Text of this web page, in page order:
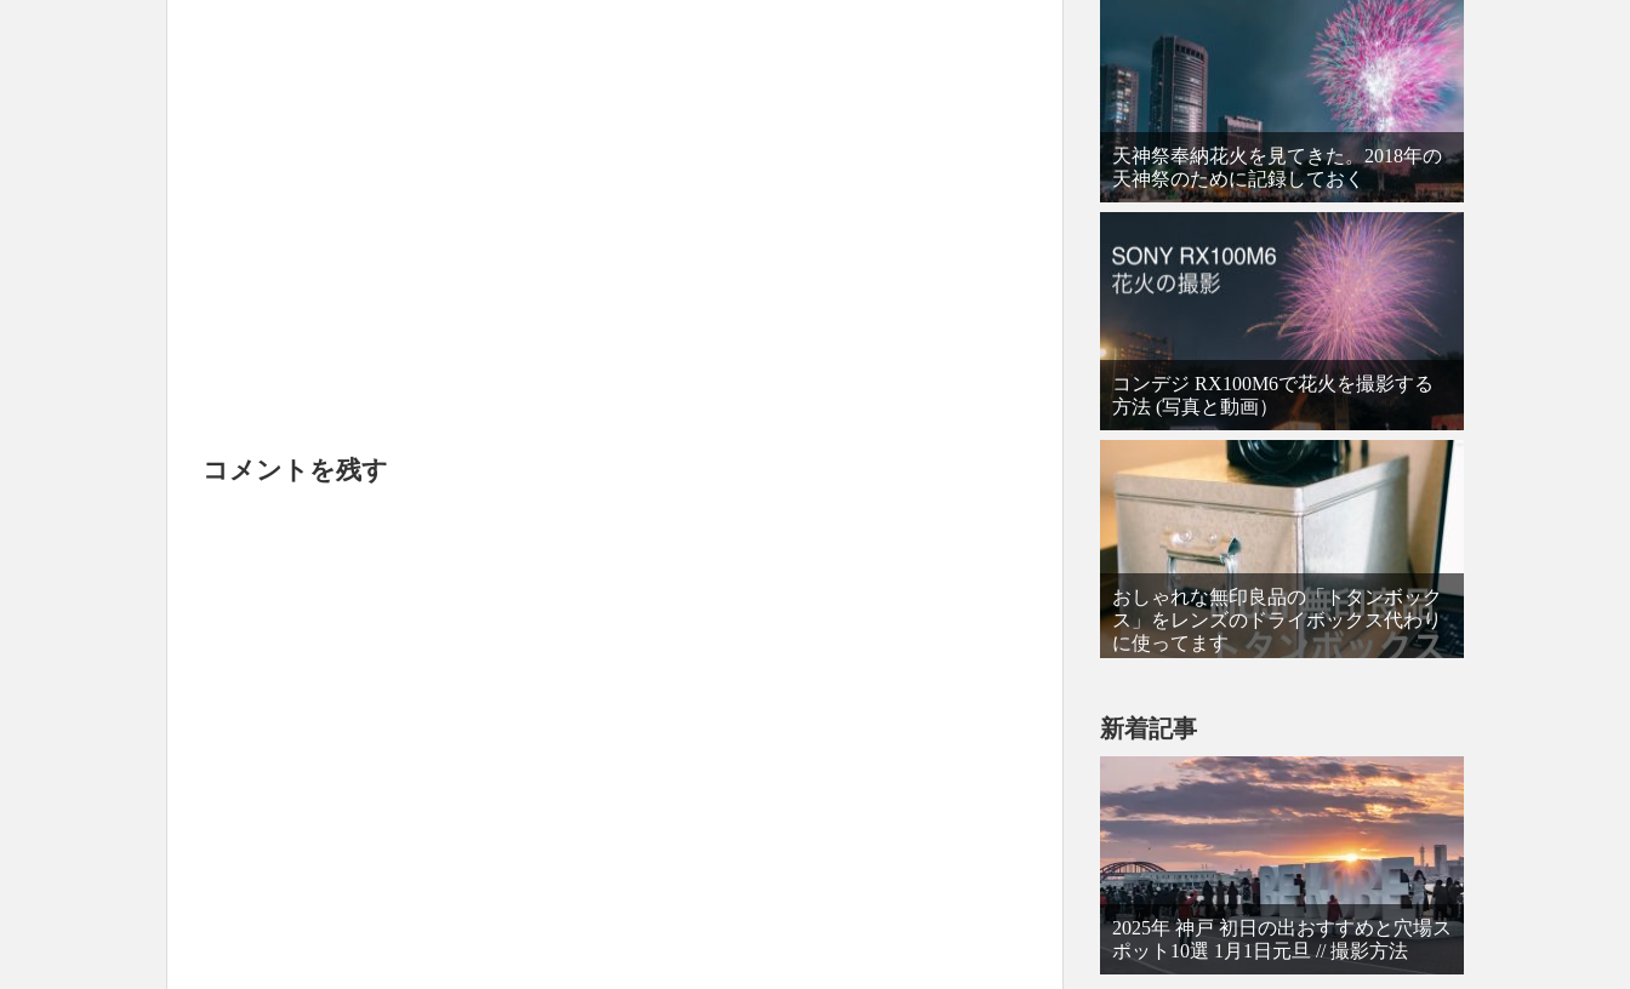
コメントを残す
天神祭奉納花火を見てきた。2018年の
天神祭のために記録しておく
コンデジ RX100M6で花火を撮影する
方法 (写真と動画）
おしゃれな無印良品の「トタンボック
ス」をレンズのドライボックス代わり
に使ってます
新着記事
2025年 神戸 初日の出おすすめと穴場ス
ポット10選 1月1日元旦 // 撮影方法